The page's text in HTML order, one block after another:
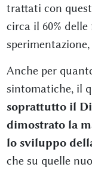
trattati con
circa il 60%
Anche per
sintomatiche, il
soprattutto il
dimostrato la
lo sviluppo
che su quelle